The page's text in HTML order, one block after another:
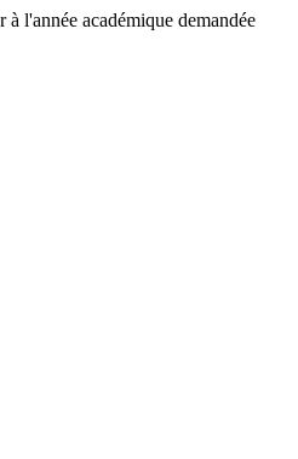
à l'année académique demandée